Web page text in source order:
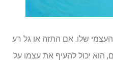
העצמי שלו. אם התזה או גל רע
הוא יכול להעיף את עצמו על